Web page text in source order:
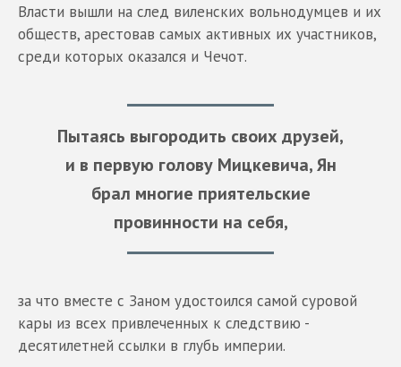
Власти вышли на след виленских вольнодумцев и их
обществ, арестовав самых активных их участников,
среди которых оказался и Чечот.
Пытаясь выгородить своих друзей,
и в первую голову Мицкевича, Ян
брал многие приятельские
провинности на себя,
за что вместе с Заном удостоился самой суровой
кары из всех привлеченных к следствию -
десятилетней ссылки в глубь империи.